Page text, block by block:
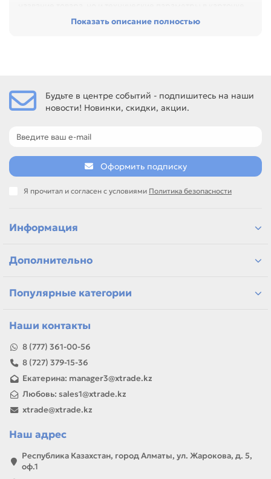
Перед покупкой проверьте бренд устройства, цвет,
Среди товаров этого направления есть, например: Тонер
для KYOCERA (TK-540) FS-C5015N black 120 гр. IPM, Тонер
для KYOCERA (TK-540) FS-C5015N magenta 100 гр. IPM.
Сравнивайте такие позиции по названию, артикулу и
таблице характеристик.
Если нужен близкий вариант, посмотрите соседние
варианты для чёрно-белой и цветной печати
Если параметры в карточке совпадают с вашей моделью
ремонта, заправки, печати или пополнения складского
запаса.
Показать описание полностью
Будьте в центре событий - подпишитесь на наши
новости! Новинки, скидки, акции.
Оформить подписку
Я прочитал и согласен с условиями Политика безопасности
Информация
Дополнительно
Популярные категории
Наши контакты
8 (777) 361-00-56
8 (727) 379-15-36
Екатерина: manager3@xtrade.kz
Любовь: sales1@xtrade.kz
xtrade@xtrade.kz
Наш адрес
Республика Казахстан, город Алматы, ул. Жарокова, д. 5,
оф.1